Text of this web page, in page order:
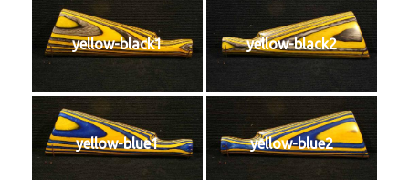
yellow-black1 yellow-black2
yellow-blue1 yellow-blue2